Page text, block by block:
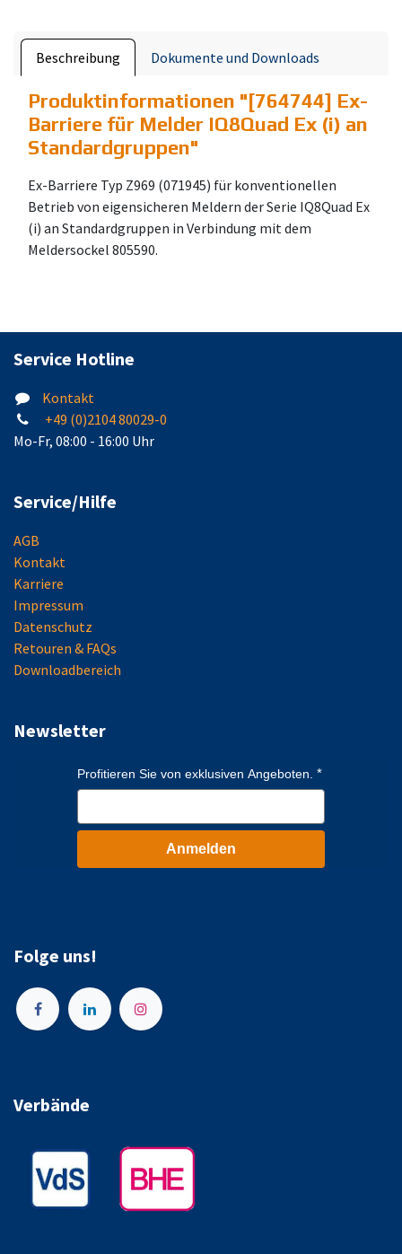
Beschreibung Dokumente und Downloads
Produktinformationen " [764744] Ex-
Barriere für Melder IQ8Quad Ex (i) an
Standardgruppen"
Ex-Barriere Typ Z969 (071945) für konventionellen
Betrieb von eigensicheren Meldern der Serie IQ8Quad Ex
(i) an Standardgruppen in Verbindung mit dem
Meldersockel 805590.
Service Hotline
Kontakt
+49 (0)2104 80029-0
Mo-Fr, 08:00 - 16:00 Uhr
Service/Hilfe
AGB
Kontakt
Karriere
Impressum
Datenschutz
Retouren & FAQs
Downloadbereich
Newsletter
Profitieren Sie von exklusiven Angeboten.
Anmelden
Folge uns!
Verbände